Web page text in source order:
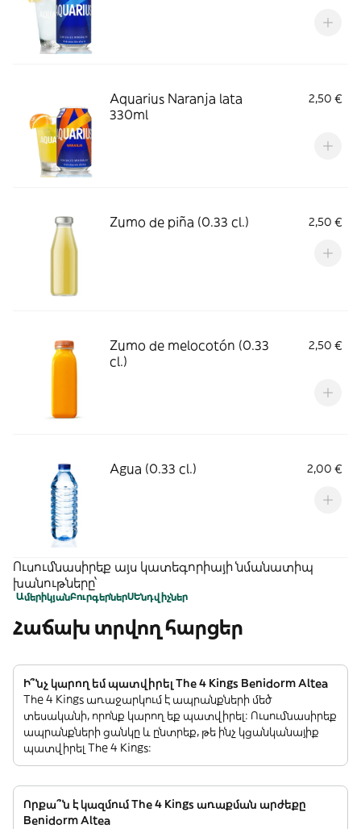
Aquarius Naranja lata
330ml
2,50 €
Zumo de piña (0.33 cl.) 2,50 €
Zumo de melocotón (0.33
cl.)
2,50 €
Agua (0.33 cl.) 2,00 €
Ուսումնասիրեք այս կատեգորիայի նմանատիպ
խանութները՝
ԱմերիկյանԲուրգերներՍԵնդվիչներ
Հաճախ տրվող հարցեր
Ի՞նչ կարող եմ պատվիրել The 4 Kings Benidorm Altea
The 4 Kings առաջարկում է ապրանքների մեծ
տեսականի, որոնք կարող եք պատվիրել: Ուսումնասիրեք
ապրանքների ցանկը և ընտրեք, թե ինչ կցանկանայիք
պատվիրել The 4 Kings:
Որքա՞ն է կազմում The 4 Kings առաքման արժեքը
Benidorm Altea